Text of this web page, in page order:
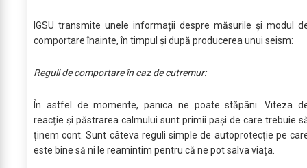
IGSU transmite unele informații despre măsurile și modul
comportare înainte, în timpul și după producerea unui seism:
Reguli de comportare în caz de cutremur:
În astfel de momente, panica ne poate stăpâni. Viteza
reacție și păstrarea calmului sunt primii pași de care trebuie
ținem cont. Sunt câteva reguli simple de autoprotecție pe
este bine să ni le reamintim pentru că ne pot salva viața.